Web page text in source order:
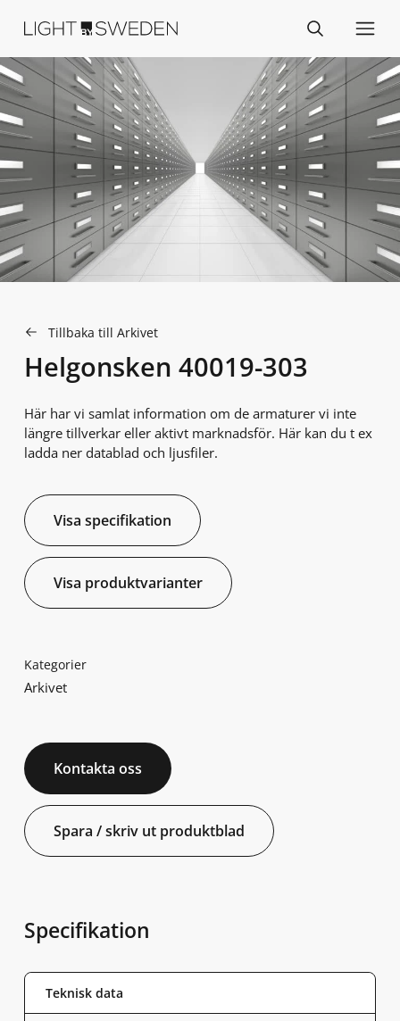
Tillbaka till Arkivet
Helgonsken 40019-303
Här har vi samlat information om de armaturer vi inte
längre tillverkar eller aktivt marknadsför. Här kan du t ex
ladda ner datablad och ljusfiler.
Visa specifikation
Visa produktvarianter
Kategorier
Arkivet
Kontakta oss
Spara / skriv ut produktblad
Specifikation
Teknisk data